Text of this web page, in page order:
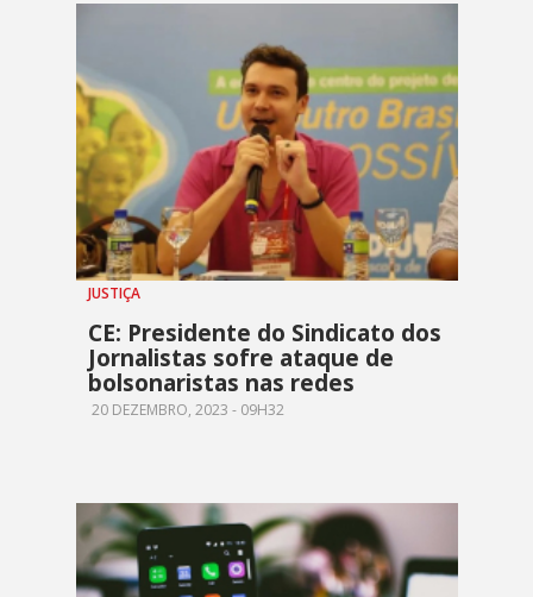
JUSTIÇA
CE: Presidente do Sindicato dos
Jornalistas sofre ataque de
bolsonaristas nas redes
20 DEZEMBRO, 2023 - 09H32